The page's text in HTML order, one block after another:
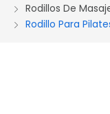
Rodillos De
Rodillo Para